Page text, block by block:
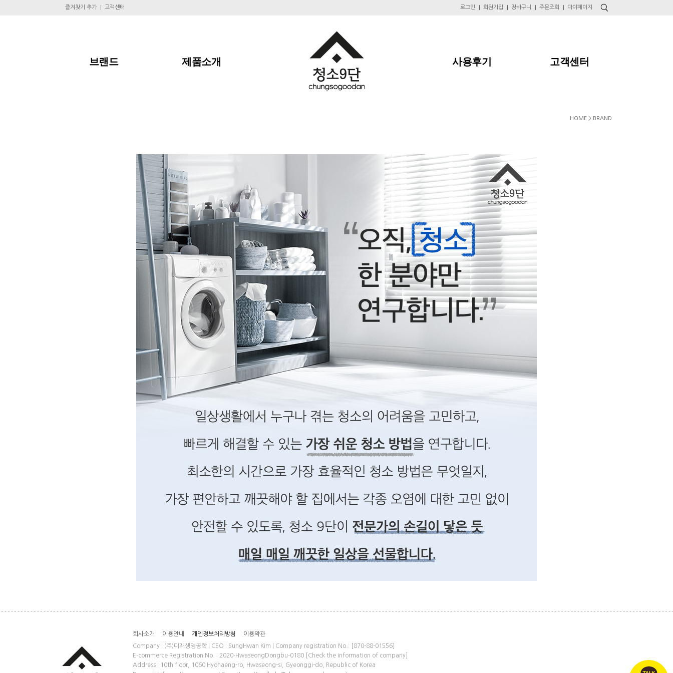
즐겨찾기 추가 고객센터 로그인 회원가입 장바구니 주문조회 마이페이지
브랜드 제품소개 사용후기 고객센터
HOME > BRAND
회사소개 이용안내 개인정보처리방침
이용약관
Company : (주)미래생명공학 | CEO : SungHwan Kim | Company registration No.: [870-88-01556]
E-commerce Registration No. : 2020-HwaseongDongbu-0180
[Check the information of company]
Address : 10th floor, 1060 Hyohaeng-ro, Hwaseong-si, Gyeonggi-do, Republic of Korea